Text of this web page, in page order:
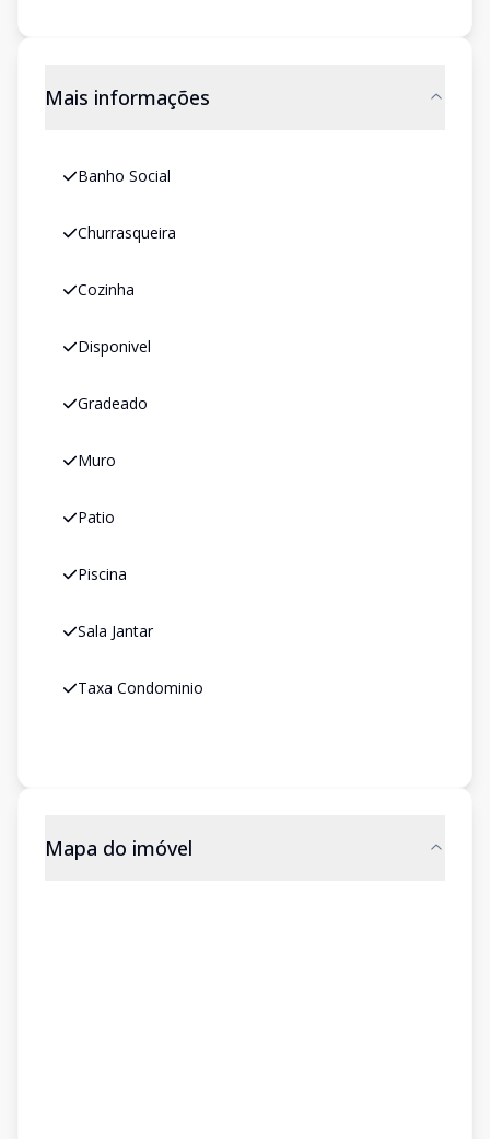
Mais informações
Banho Social
Churrasqueira
Cozinha
Disponivel
Gradeado
Muro
Patio
Piscina
Sala Jantar
Taxa Condominio
Mapa do imóvel